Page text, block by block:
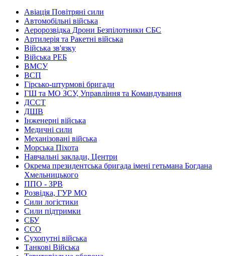
Авіація Повітряні сили
Автомобільні війська
Аеророзвідка Дрони Безпілотники СБС
Артилерія та Ракетні війська
Війська зв'язку
Війська РЕБ
ВМСУ
ВСП
Гірсько-штурмові бригади
ГШ та МО ЗСУ, Управління та Командування
ДССТ
ДШВ
Інженерні війська
Медичні сили
Механізовані війська
Морська Піхота
Навчальні заклади, Центри
Окрема президентська бригада імені гетьмана Богдана
Хмельницького
ППО - ЗРВ
Розвідка, ГУР МО
Сили логістики
Сили підтримки
СБУ
ССО
Сухопутні війська
Танкові Війська